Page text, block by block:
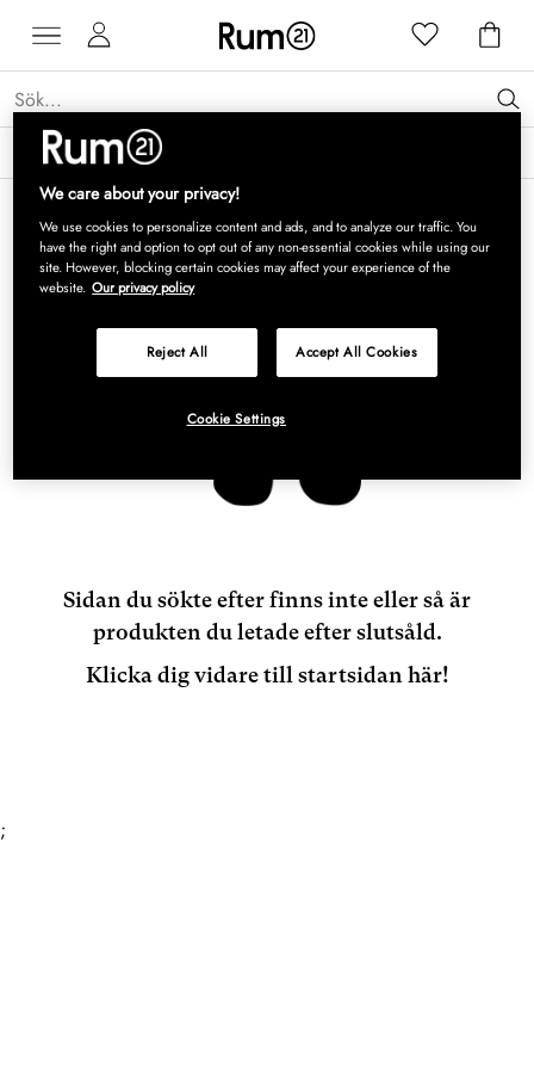
Få 15 % rabatt på Grythyttan Stålmöbler* →
Sidan du sökte efter finns inte eller så är
produkten du letade efter slutsåld.
Klicka dig vidare till startsidan här!
;
We care about your privacy!
We use cookies to personalize content and ads, and to analyze our traffic. You
have the right and option to opt out of any non-essential cookies while using our
site. However, blocking certain cookies may affect your experience of the
website. Our privacy policy
Reject All Accept All Cookies
Cookie Settings